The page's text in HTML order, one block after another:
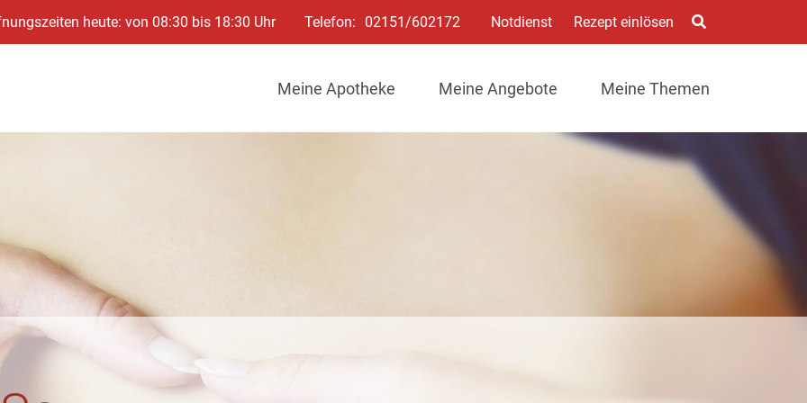
heute: von 08:30 bis 18:30 Uhr Telefon: 02151/602172 Notdienst Rezept einlösen
Meine Apotheke Meine Angebote Meine Themen